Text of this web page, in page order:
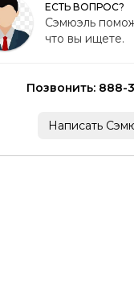
ЕСТЬ ВОПРОС?
Сэмюэль
что вы ищете.
Позвонить: 888-
Написать